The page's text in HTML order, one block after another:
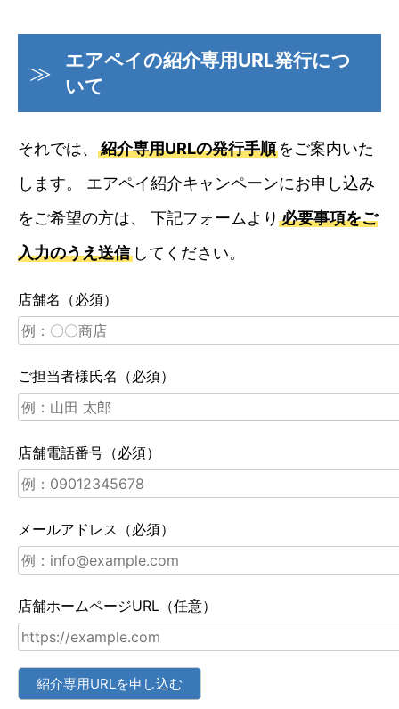
エアペイの紹介専用URL発行につ
いて
それでは、 紹介専用URLの発行手順 をご案内いた
します。 エアペイ紹介キャンペーンにお申し込み
をご希望の方は、 下記フォームより 必要事項をご
入力のうえ送信してください。
店舗名（必須）
ご担当者様氏名（必須）
店舗電話番号（必須）
メールアドレス（必須）
店舗ホームページURL（任意）